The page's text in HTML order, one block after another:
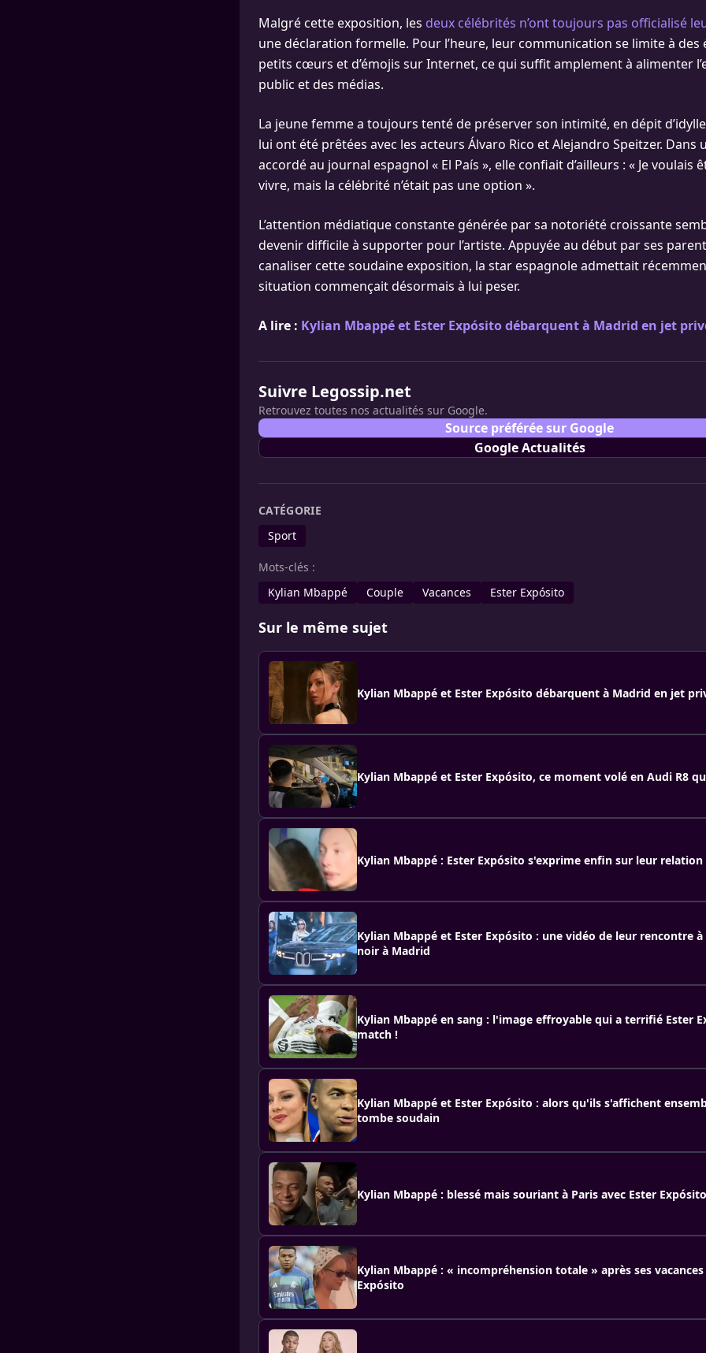
Malgré cette exposition, les deux célébrités n’ont toujours pas officialisé
une déclaration formelle. Pour l’heure, leur communication se limite à des
petits cœurs et d’émojis sur Internet, ce qui suffit amplement à alimenter
public et des médias.
La jeune femme a toujours tenté de préserver son intimité, en dépit
lui ont été prêtées avec les acteurs Álvaro Rico et Alejandro Speitzer. Dans
accordé au journal espagnol « El País », elle confiait d’ailleurs : « Je voulais
vivre, mais la célébrité n’était pas une option ».
L’attention médiatique constante générée par sa notoriété croissante
devenir difficile à supporter pour l’artiste. Appuyée au début par ses
canaliser cette soudaine exposition, la star espagnole admettait
situation commençait désormais à lui peser.
A lire : Kylian Mbappé et Ester Expósito débarquent à Madrid en jet
Suivre Legossip.net
Retrouvez toutes nos actualités sur Google.
Source préférée sur Google
Google Actualités
CATÉGORIE
Sport
Mots-clés :
Kylian Mbappé
Couple Vacances Ester Expósito
Sur le même sujet
Kylian Mbappé et Ester Expósito débarquent à Madrid en jet
Kylian Mbappé et Ester Expósito, ce moment volé en Audi R8
Kylian Mbappé : Ester Expósito s'exprime enfin sur leur relation
Kylian Mbappé et Ester Expósito : une vidéo de leur rencontre
noir à Madrid
Kylian Mbappé en sang : l'image effroyable qui a terrifié Ester
match !
Kylian Mbappé et Ester Expósito : alors qu'ils s'affichent
tombe soudain
Kylian Mbappé : blessé mais souriant à Paris avec Ester Expósito
Kylian Mbappé : « incompréhension totale » après ses vacances
Expósito